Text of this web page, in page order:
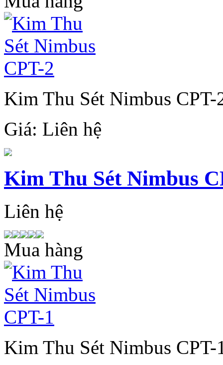
Kim Thu Sét Nimbus CPT-
Giá: Liên hệ
Kim Thu Sét Nimbus
Liên hệ
Mua hàng
Kim Thu Sét Nimbus CPT-